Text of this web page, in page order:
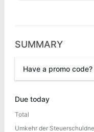
SUMMARY
Have a promo code?
Due today
Total
Umkehr der